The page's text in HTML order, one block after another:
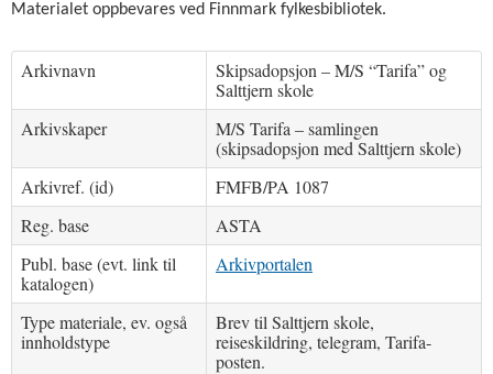
Materialet oppbevares ved Finnmark fylkesbibliotek.
Arkivnavn
Skipsadopsjon – M/S “Tarifa” og
Salttjern skole
Arkivskaper
M/S Tarifa – samlingen
(skipsadopsjon med Salttjern skole)
Arkivref. (id)
FMFB/PA 1087
Reg. base
ASTA
Publ. base (evt. link til
katalogen)
Arkivportalen
Type materiale, ev. også
innholdstype
Brev til Salttjern skole,
reiseskildring, telegram, Tarifa-
posten.